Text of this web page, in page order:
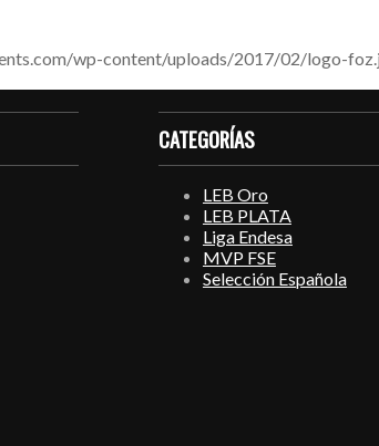
wp-content/uploads/2017/02/logo-
CATEGORÍAS
LEB Oro
LEB PLATA
Liga Endesa
MVP FSE
Selección Española